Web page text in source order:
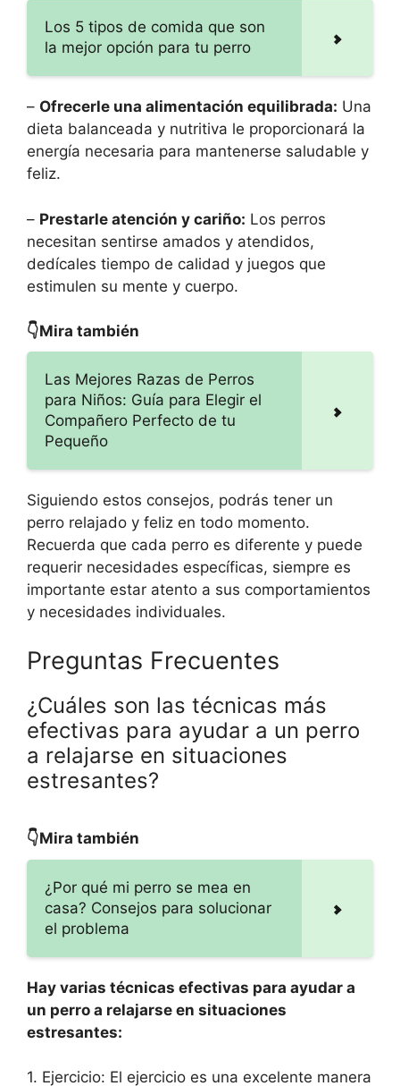
Los 5 tipos de comida que son
la mejor opción para tu perro
– Ofrecerle una alimentación equilibrada: Una
dieta balanceada y nutritiva le proporcionará la
energía necesaria para mantenerse saludable y
feliz.
– Prestarle atención y cariño: Los perros
necesitan sentirse amados y atendidos,
dedícales tiempo de calidad y juegos que
estimulen su mente y cuerpo.
👇Mira también
Las Mejores Razas de Perros
para Niños: Guía para Elegir el
Compañero Perfecto de tu
Pequeño
Siguiendo estos consejos, podrás tener un
perro relajado y feliz en todo momento.
Recuerda que cada perro es diferente y puede
requerir necesidades específicas, siempre es
importante estar atento a sus comportamientos
y necesidades individuales.
Preguntas Frecuentes
¿Cuáles son las técnicas más
efectivas para ayudar a un perro
a relajarse en situaciones
estresantes?
👇Mira también
¿Por qué mi perro se mea en
casa? Consejos para solucionar
el problema
Hay varias técnicas efectivas para ayudar a
un perro a relajarse en situaciones
estresantes:
1. Ejercicio: El ejercicio es una excelente manera